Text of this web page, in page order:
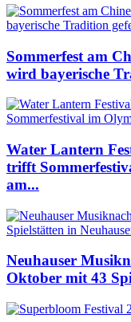
Sommerfest am
wird bayerische
Water Lantern
trifft
am...
Neuhauser
Oktober mit 43